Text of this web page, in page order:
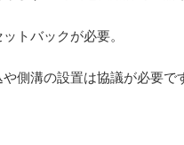
トバックが必要。
側溝の設置は協議が必要で